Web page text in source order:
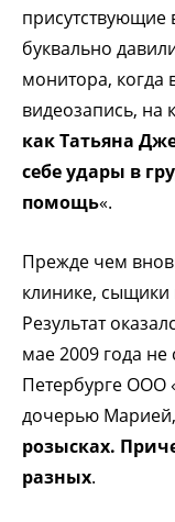
присутствующие
буквально
монитора, когда
видеозапись, на
как Татьяна
себе удары в
помощь«.
Прежде чем
клинике, сыщики
Результат
мае 2009 года не
Петербурге ООО
дочерью Марией,
розысках.
разных.